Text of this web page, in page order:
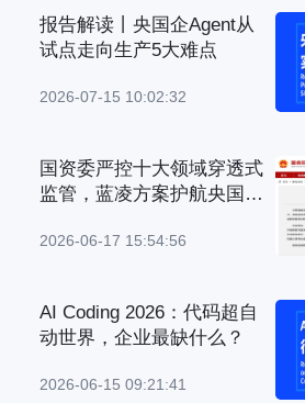
报告解读丨央国企Agent从
试点走向生产5大难点
2026-07-15 10:02:32
国资委严控十大领域穿透式
监管，蓝凌方案护航央国企
2026-06-17 15:54:56
AI Coding 2026：代码超自
动世界，企业最缺什么？
2026-06-15 09:21:41